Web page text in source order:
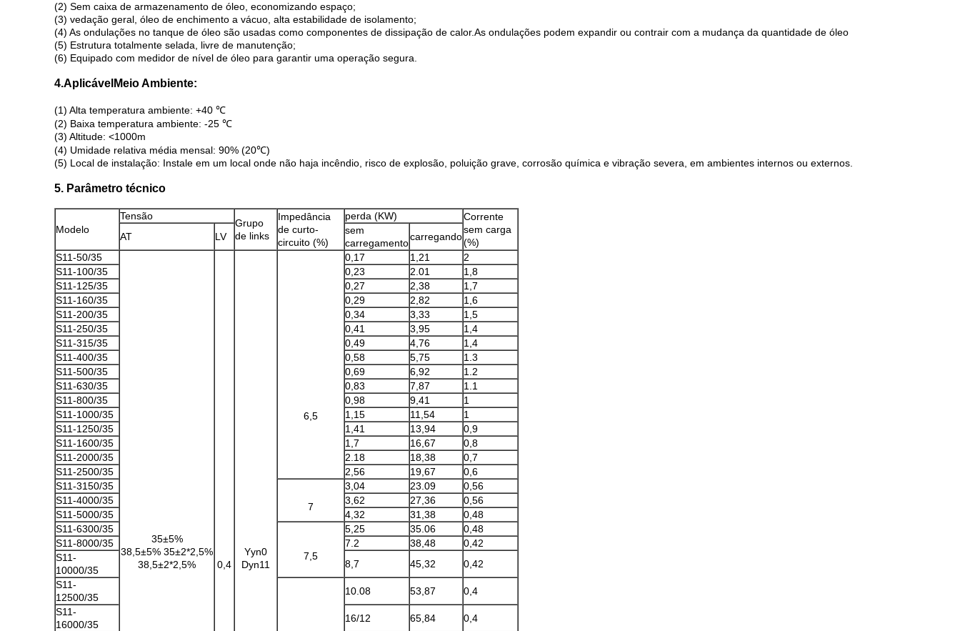
(2) Sem caixa de armazenamento de óleo, economizando espaço;
(3) vedação geral, óleo de enchimento a vácuo, alta estabilidade de isolamento;
(4) As ondulações no tanque de óleo são usadas como componentes de dissipação de calor.As ondulações podem expandir ou contrair com a mudança da quantidade de óleo
(5) Estrutura totalmente selada, livre de manutenção;
(6) Equipado com medidor de nível de óleo para garantir uma operação segura.
4.Aplicável Meio Ambiente:
(1) Alta temperatura ambiente: +40 ℃
(2) Baixa temperatura ambiente: -25 ℃
(3) Altitude: <1000m
(4) Umidade relativa média mensal: 90% (20℃)
(5) Local de instalação: Instale em um local onde não haja incêndio, risco de explosão, poluição grave, corrosão química e vibração severa, em ambientes internos ou externos.
5. Parâmetro técnico
Modelo
Tensão
Grupo
de links
Impedância
de curto-
circuito (%)
perda (KW)
Corrente
sem carga
(%)
AT LV
sem
carregamento
carregando
S11-50/35
35±5%
38,5±5% 35±2*2,5%
38,5±2*2,5%
0,4
Yyn0
Dyn11
6,5
0,17 1,21
2
S11-100/35
0,23 2.01
1,8
S11-125/35
0,27 2,38
1,7
S11-160/35
0,29 2,82
1,6
S11-200/35
0,34 3,33
1,5
S11-250/35
0,41 3,95
1,4
S11-315/35
0,49 4,76
1,4
S11-400/35
0,58 5,75
1.3
S11-500/35
0,69 6,92
1.2
S11-630/35
0,83 7,87
1.1
S11-800/35
0,98 9,41
1
S11-1000/35
1,15 11,54
1
S11-1250/35
1,41 13,94
0,9
S11-1600/35
1,7 16,67
0,8
S11-2000/35
2.18 18,38
0,7
S11-2500/35
2,56 19,67
0,6
S11-3150/35
7
3,04 23.09
0,56
S11-4000/35
3,62 27,36
0,56
S11-5000/35
4,32 31,38
0,48
S11-6300/35
7,5
5,25 35.06
0,48
S11-8000/35
7.2 38,48
0,42
S11-
10000/35
8,7 45,32
0,42
S11-
12500/35
10.08 53,87
0,4
S11-
16000/35
16/12 65,84
0,4